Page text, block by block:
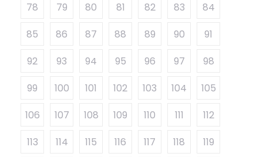
78
79 80 81 82 83
84
85
86 87 88 89 90
91
92
93 94 95 96 97
98
99
100 101 102 103 104
105
106
107 108 109 110 111
112
113
114 115 116 117 118
119